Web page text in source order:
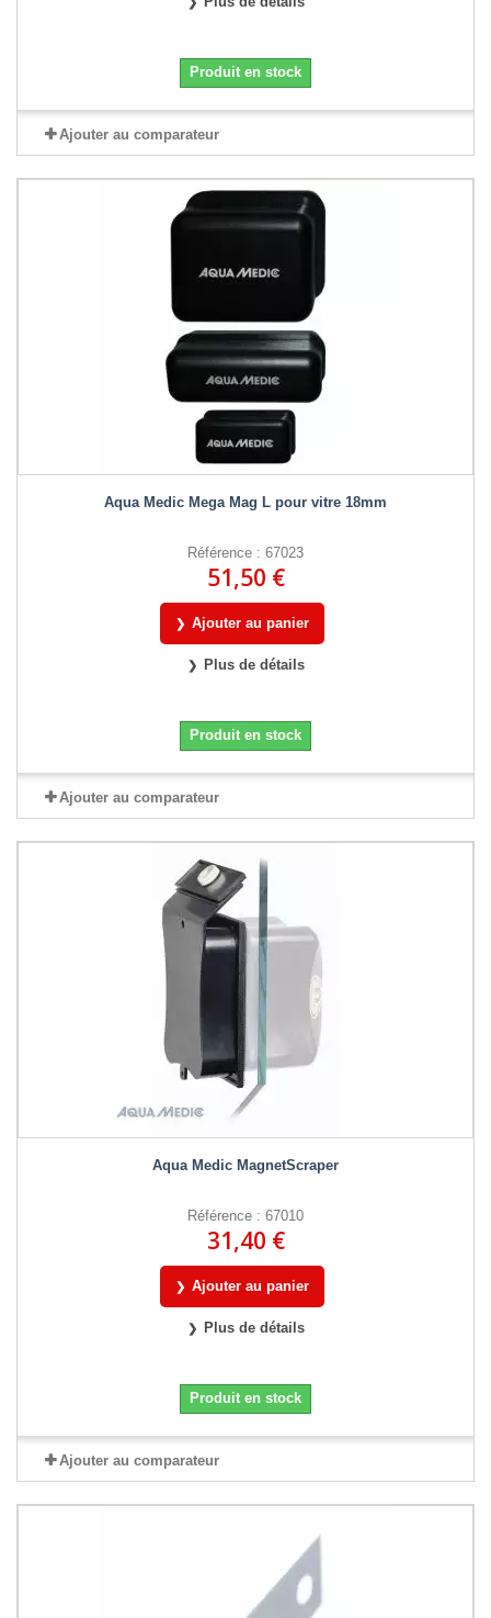
Produit en stock
Ajouter au comparateur
Aqua Medic Mega Mag L pour vitre 18mm
Référence : 67023
51,50 €
Ajouter au panier
Plus de détails
Produit en stock
Ajouter au comparateur
Aqua Medic MagnetScraper
Référence : 67010
31,40 €
Ajouter au panier
Plus de détails
Produit en stock
Ajouter au comparateur